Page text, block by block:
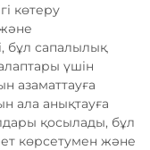
көтеру
бұл сапалылық
үшін
азаматтауға
ала анықтауға
қосылады, бұл
көрсетумен және